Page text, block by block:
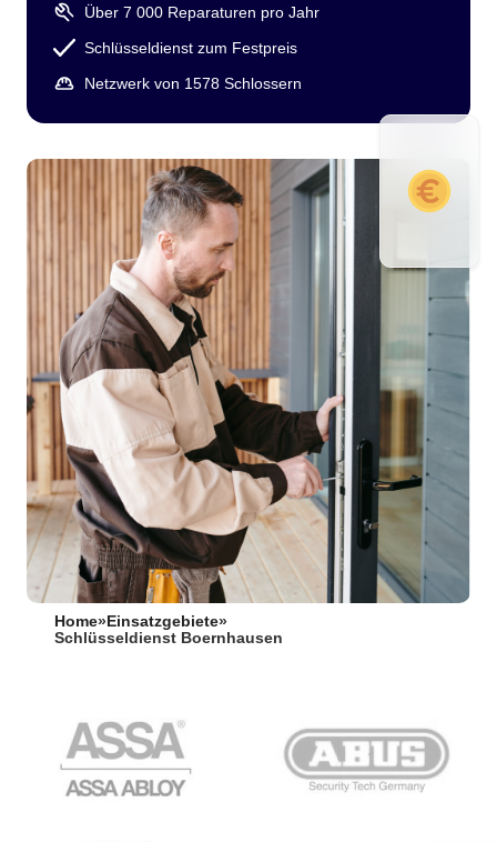
Über 7 000 Reparaturen pro Jahr
Schlüsseldienst zum Festpreis
Netzwerk von 1578 Schlossern
Home» Einsatzgebiete»
Schlüsseldienst Boernhausen